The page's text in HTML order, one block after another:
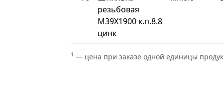
резьбовая
М39Х1900 к.п.8.8
цинк
1 — цена при заказе одной единицы